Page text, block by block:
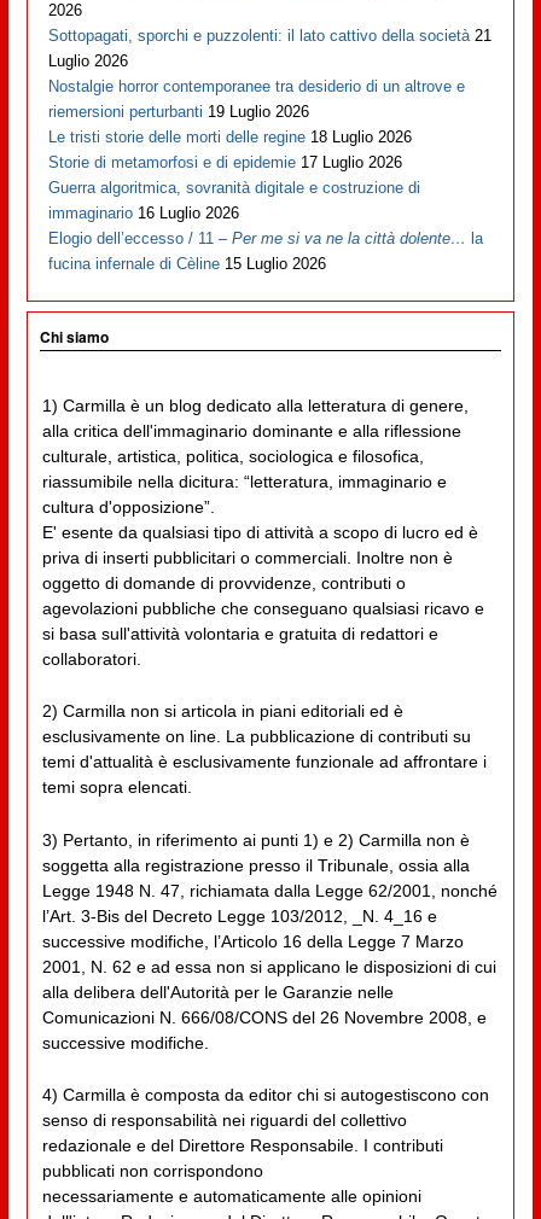
2026
Sottopagati, sporchi e puzzolenti: il lato cattivo della società 21
Luglio 2026
Nostalgie horror contemporanee tra desiderio di un altrove e
riemersioni perturbanti 19 Luglio 2026
Le tristi storie delle morti delle regine 18 Luglio 2026
Storie di metamorfosi e di epidemie 17 Luglio 2026
Guerra algoritmica, sovranità digitale e costruzione di
immaginario 16 Luglio 2026
Elogio dell’eccesso / 11 –Per me si va ne la città dolente… la
fucina infernale di Cèline 15 Luglio 2026
Chi siamo
1) Carmilla è un blog dedicato alla letteratura di genere,
alla critica dell'immaginario dominante e alla riflessione
culturale, artistica, politica, sociologica e filosofica,
riassumibile nella dicitura: “letteratura, immaginario e
cultura d'opposizione”.
E' esente da qualsiasi tipo di attività a scopo di lucro ed è
priva di inserti pubblicitari o commerciali. Inoltre non è
oggetto di domande di provvidenze, contributi o
agevolazioni pubbliche che conseguano qualsiasi ricavo e
si basa sull'attività volontaria e gratuita di redattori e
collaboratori.
2) Carmilla non si articola in piani editoriali ed è
esclusivamente on line. La pubblicazione di contributi su
temi d'attualità è esclusivamente funzionale ad affrontare i
temi sopra elencati.
3) Pertanto, in riferimento ai punti 1) e 2) Carmilla non è
soggetta alla registrazione presso il Tribunale, ossia alla
Legge 1948 N. 47, richiamata dalla Legge 62/2001, nonché
l’Art. 3-Bis del Decreto Legge 103/2012, _N. 4_16 e
successive modifiche, l’Articolo 16 della Legge 7 Marzo
2001, N. 62 e ad essa non si applicano le disposizioni di cui
alla delibera dell'Autorità per le Garanzie nelle
Comunicazioni N. 666/08/CONS del 26 Novembre 2008, e
successive modifiche.
4) Carmilla è composta da editor chi si autogestiscono con
senso di responsabilità nei riguardi del collettivo
redazionale e del Direttore Responsabile. I contributi
pubblicati non corrispondono
necessariamente e automaticamente alle opinioni